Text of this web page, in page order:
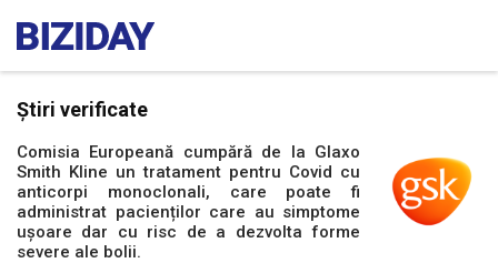
Știri verificate
Comisia Europeană cumpără de la Glaxo
Smith Kline un tratament pentru Covid cu
anticorpi monoclonali, care poate fi
administrat pacienților care au simptome
ușoare dar cu risc de a dezvolta forme
severe ale bolii.